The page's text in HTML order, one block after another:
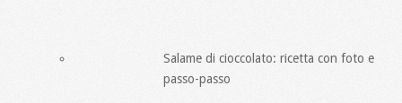
Salame di cioccolato: ricetta con foto e
passo-passo